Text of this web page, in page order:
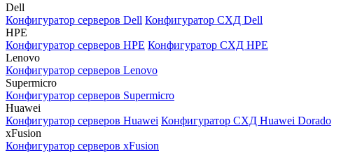
Dell
Конфигуратор серверов Dell Конфигуратор СХД Dell
HPE
Конфигуратор серверов HPE Конфигуратор СХД HPE
Lenovo
Конфигуратор серверов Lenovo
Supermicro
Конфигуратор серверов Supermicro
Huawei
Конфигуратор серверов Huawei Конфигуратор СХД Huawei Dorado
xFusion
Конфигуратор серверов xFusion